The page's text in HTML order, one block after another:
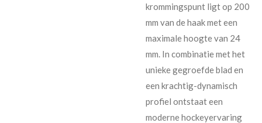
krommingspunt ligt op 200
mm van de haak met een
maximale hoogte van 24
mm. In combinatie met het
unieke gegroefde blad en
een krachtig-dynamisch
profiel ontstaat een
moderne hockeyervaring